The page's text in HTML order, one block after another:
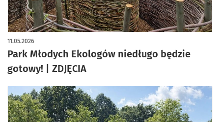
Park Młodych Ekologów niedługo będzie
gotowy! | ZDJĘCIA
11.05.2026
artykuł z galerią zdjęć